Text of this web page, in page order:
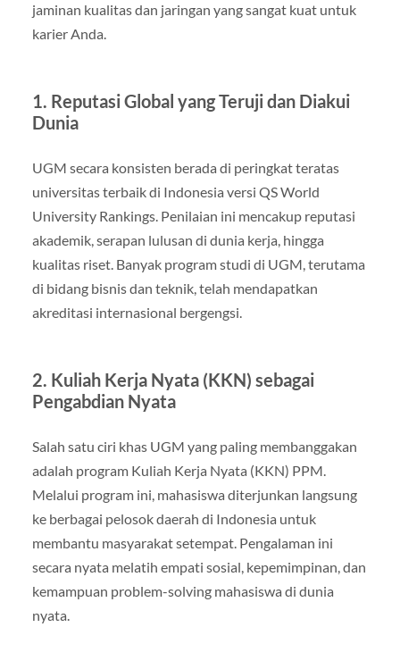
jaminan kualitas dan jaringan yang sangat kuat untuk
karier Anda.
1. Reputasi Global yang Teruji dan Diakui
Dunia
UGM secara konsisten berada di peringkat teratas
universitas terbaik di Indonesia versi QS World
University Rankings. Penilaian ini mencakup reputasi
akademik, serapan lulusan di dunia kerja, hingga
kualitas riset. Banyak program studi di UGM, terutama
di bidang bisnis dan teknik, telah mendapatkan
akreditasi internasional bergengsi.
2. Kuliah Kerja Nyata (KKN) sebagai
Pengabdian Nyata
Salah satu ciri khas UGM yang paling membanggakan
adalah program Kuliah Kerja Nyata (KKN) PPM.
Melalui program ini, mahasiswa diterjunkan langsung
ke berbagai pelosok daerah di Indonesia untuk
membantu masyarakat setempat. Pengalaman ini
secara nyata melatih empati sosial, kepemimpinan, dan
kemampuan problem-solving mahasiswa di dunia
nyata.